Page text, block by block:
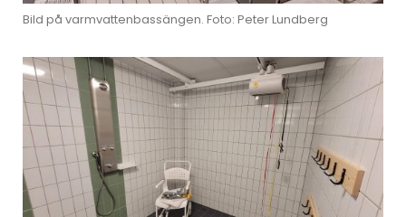
Bild på varmvattenbassängen. Foto: Peter Lundberg